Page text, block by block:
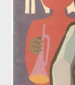
de Cataluña, se
presencia
ingeniero y
comprometido-, de
presencia de Bep